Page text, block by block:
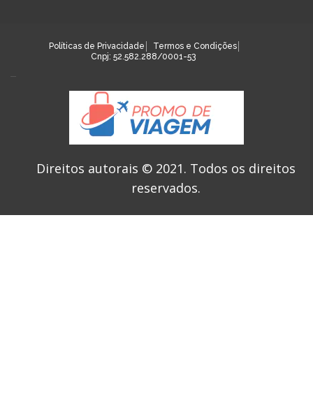
Políticas de Privacidade
Termos e Condições
Cnpj: 52.582.288/0001-53
Direitos autorais © 2021. Todos os direitos
reservados.